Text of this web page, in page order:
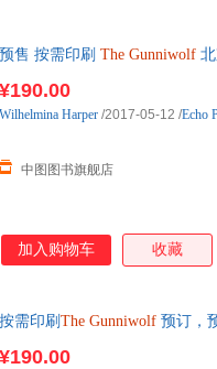
预售 按需印刷 The Gunniwolf
¥190.00
中图图书旗舰店
Wilhelmina Harper /2017-05-12 /Echo
加入购物车 收藏
按需印刷 The Gunniwolf 预订，
¥190.00